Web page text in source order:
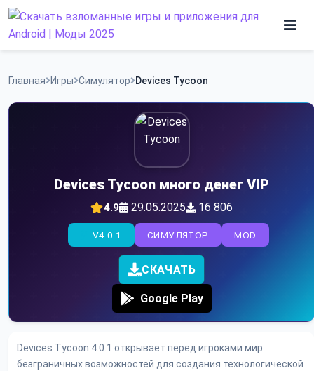
Skip
Программы
Главная Игры Симулятор Devices Tycoon
Devices Tycoon много денег VIP
4.9 29.05.2025 16 806
MOD
СИМУЛЯТОР
V4.0.1
СКАЧАТЬ
Google Play
Devices Tycoon 4.0.1 открывает перед игроками мир
безграничных возможностей для создания технологической